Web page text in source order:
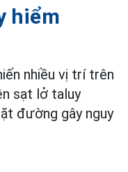
hiểm
nhiều vị trí trên
sạt lở taluy
đường gây nguy